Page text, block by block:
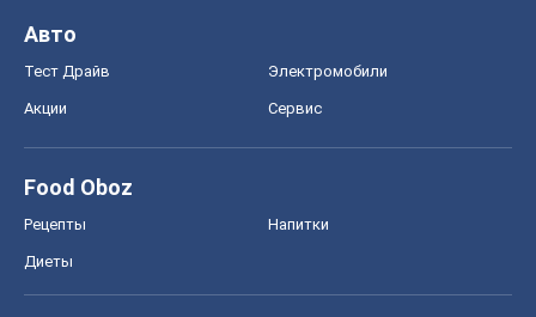
Авто
Тест Драйв Электромобили
Акции Сервис
Food Oboz
Рецепты Напитки
Диеты